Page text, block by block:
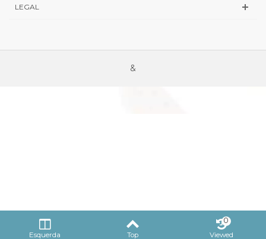
LEGAL
&
Esquerda Top Viewed
0